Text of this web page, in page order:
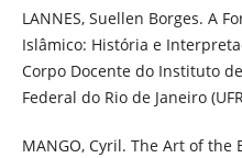
LANNES, Suellen Borges. A
Islâmico: História e
Corpo Docente do Instituto
Federal do Rio de Janeiro
MANGO, Cyril. The Art of the